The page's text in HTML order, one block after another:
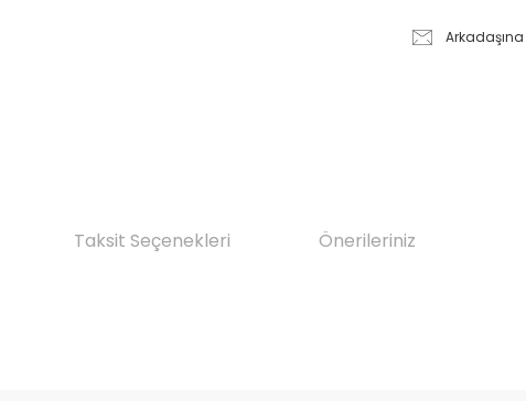
Arkadaşına
Taksit Seçenekleri Önerileriniz